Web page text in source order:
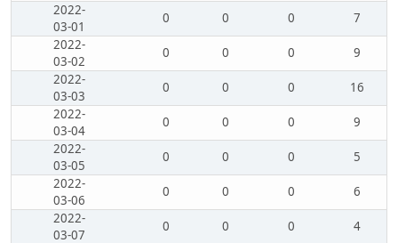
2022-
03-01
0 0 0
7
2022-
03-02
0 0 0
9
2022-
03-03
0 0 0
16
2022-
03-04
0 0 0
9
2022-
03-05
0 0 0
5
2022-
03-06
0 0 0
6
2022-
03-07
0 0 0
4